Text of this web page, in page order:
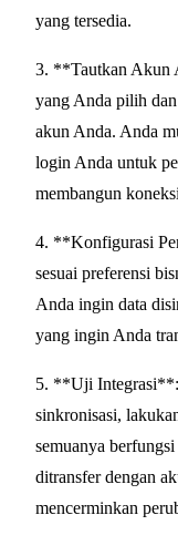
yang tersedia.
3. **Tautkan Akun
yang Anda pilih
akun Anda. Anda
login Anda untuk
membangun
4. **Konfigurasi
sesuai preferensi
Anda ingin data
yang ingin Anda
5. **Uji Integrasi**:
sinkronisasi,
semuanya
ditransfer dengan
mencerminkan